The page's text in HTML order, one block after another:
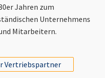
Jahren zum
Unternehmens
Mitarbeitern.
Vertriebspartner